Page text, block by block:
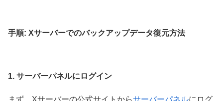
手順: Xサーバーでのバックアップデータ復元方法
1. サーバーパネルにログイン
まず、Xサーバーの公式サイトからサーバーパネルにログ